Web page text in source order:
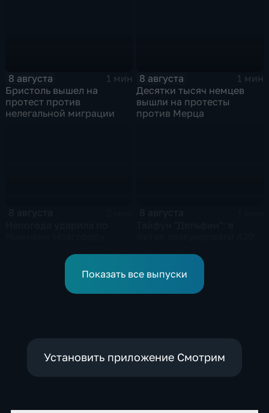
8 августа
1 мин
Бристоль вышел на
протест против
нелегальной миграции
8 августа
1 мин
Десятки тысяч немцев
вышли на протесты
против Мерца
Показать все выпуски
Установить приложение Смотрим